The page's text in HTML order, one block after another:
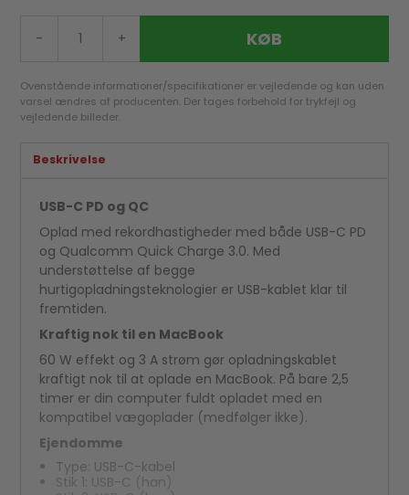
- + KØB
Ovenstående informationer/specifikationer er vejledende og kan uden
varsel ændres af producenten. Der tages forbehold for trykfejl og
vejledende billeder.
Beskrivelse
USB-C PD og QC
Oplad med rekordhastigheder med både USB-C PD
og Qualcomm Quick Charge 3.0. Med
understøttelse af begge
hurtigopladningsteknologier er USB-kablet klar til
fremtiden.
Kraftig nok til en MacBook
60 W effekt og 3 A strøm gør opladningskablet
kraftigt nok til at oplade en MacBook. På bare 2,5
timer er din computer fuldt opladet med en
kompatibel vægoplader (medfølger ikke).
Ejendomme
Type: USB-C-kabel
Stik 1: USB-C (han)